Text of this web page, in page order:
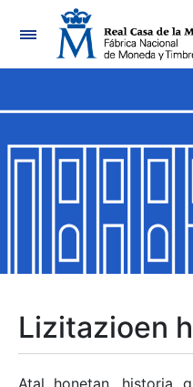
Nabigazioa
Erakutsi/Ezkutatu
Erakutsi/Ezkutatu
Erakutsi/Ezkutatu
Erakutsi/Ezkutatu
Lizitazioen
Atal honetan, historia